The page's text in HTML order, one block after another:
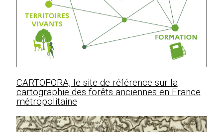
CARTOFORA, le site de référence sur la
cartographie des forêts anciennes en France
métropolitaine